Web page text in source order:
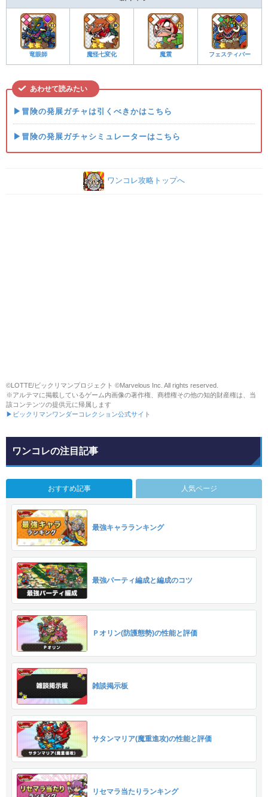
竜眼師 魔怪七変化 魔震 フェスティバー
あわせて読みたい
▶冒険の発展ガチャは引くべきかはこちら
▶冒険の発展ガチャシミュレーターはこちら
ワンコレ攻略トップへ
©LOTTE/ビックリマンプロジェクト ©Marvelous Inc. All rights reserved.
※アルテマに掲載しているゲーム内画像の著作権、商標権その他の知的財産権は、当
該コンテンツの提供元に帰属します
▶ビックリマンワンダーコレクション公式サイト
ワンコレの注目記事
おすすめ記事 人気ページ
最強キャラランキング
最強パーティ編成と編成のコツ
Ｐオリン(防護態勢)の性能と評価
雑談掲示板
サタンマリア(魔重進攻)の性能と評価
リセマラ当たりランキング